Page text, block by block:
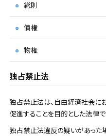
総則
債権
物権
独占禁止法
独占禁止法は、自由経済社会に
促進することを目的とした法律で
独占禁止法違反の疑いがあった